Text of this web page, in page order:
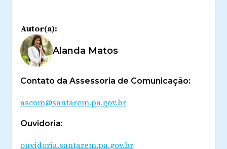
Autor(a):
Alanda Matos
Contato da Assessoria de Comunicação:
ascom@santarem.pa.gov.br
Ouvidoria:
ouvidoria.santarem.pa.gov.br